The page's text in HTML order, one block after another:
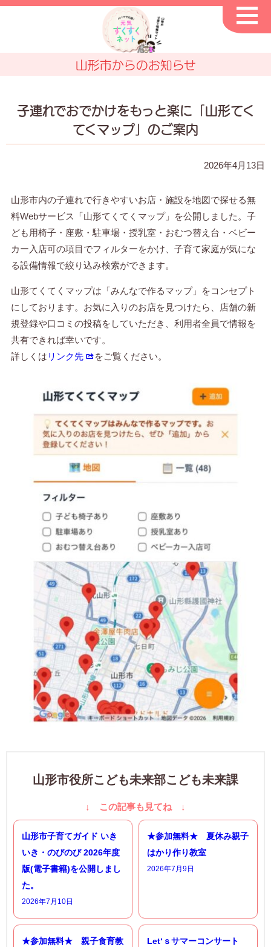
山形市からのお知らせ
子連れでおでかけをもっと楽に「山形てく
てくマップ」のご案内
2026年4月13日
山形市内の子連れで行きやすいお店・施設を地図で探せる無
料Webサービス「山形てくてくマップ」を公開しました。子
ども用椅子・座敷・駐車場・授乳室・おむつ替え台・ベビー
カー入店可の項目でフィルターをかけ、子育て家庭が気にな
る設備情報で絞り込み検索ができます。
山形てくてくマップは「みんなで作るマップ」をコンセプト
にしております。お気に入りのお店を見つけたら、店舗の新
規登録や口コミの投稿をしていただき、利用者全員で情報を
共有できれば幸いです。
詳しくは リンク先 をご覧ください。
山形市役所こども未来部こども未来課
↓ この記事も見てね ↓
山形市子育てガイド いき
いき・のびのび 2026年度
版(電子書籍)を公開しまし
た。
2026年7月10日
★参加無料★ 夏休み親子
はかり作り教室
2026年7月9日
★参加無料★ 親子食育教
Let‘ｓサマーコンサート